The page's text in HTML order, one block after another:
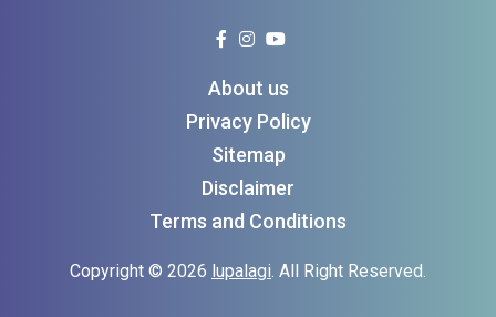
About us
Privacy Policy
Sitemap
Disclaimer
Terms and Conditions
Copyright © 2026 lupalagi. All Right Reserved.